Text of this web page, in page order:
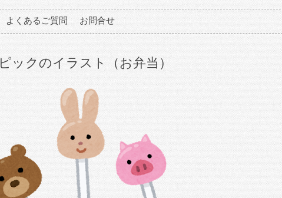
よくあるご質問 お問合せ
ピックのイラスト（お弁当）